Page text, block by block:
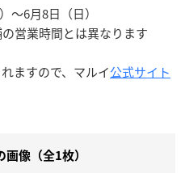
～6月8日（日）
営業時間とは異なります
ますので、マルイ公式サイト
画像（全1枚）